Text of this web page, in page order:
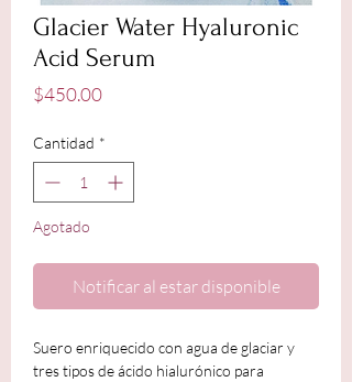
Glacier Water Hyaluronic
Acid Serum
$450.00Precio
Cantidad *
Agotado
Notificar al estar disponible
Suero enriquecido con agua de glaciar y
tres tipos de ácido hialurónico para